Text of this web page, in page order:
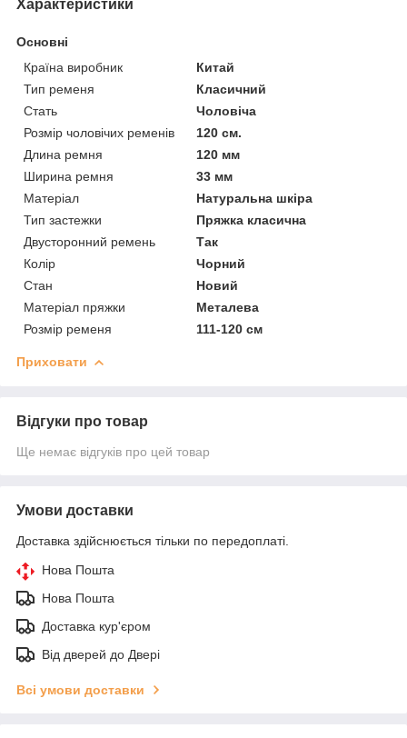
Характеристики
Основні
Країна виробник
Китай
Тип ременя
Класичний
Стать
Чоловіча
Розмір чоловічих ременів
120 см.
Длина ремня
120 мм
Ширина ремня
33 мм
Матеріал
Натуральна шкіра
Тип застежки
Пряжка класична
Двусторонний ремень
Так
Колір
Чорний
Стан
Новий
Матеріал пряжки
Металева
Розмір ременя
111-120 см
Приховати
Відгуки про товар
Ще немає відгуків про цей товар
Умови доставки
Доставка здійснюється тільки по передоплаті.
Нова Пошта
Нова Пошта
Доставка кур'єром
Від дверей до Двері
Всі умови доставки